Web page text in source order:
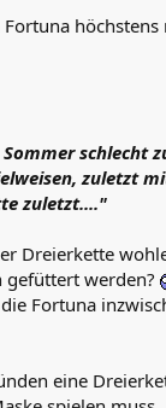
höchstens
schlecht
zuletzt
zuletzt...."
Dreierkette
gefüttert werden?
Fortuna
eine